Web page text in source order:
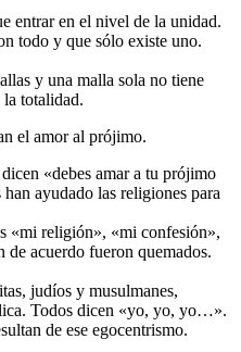
entrar en el nivel de la unidad.
todo y que sólo existe uno.
y una malla sola no tiene
la totalidad.
el amor al prójimo.
«debes amar a tu prójimo
ayudado las religiones para
«mi religión», «mi confesión»,
acuerdo fueron quemados.
judíos y musulmanes,
Todos dicen «yo, yo, yo…».
de ese egocentrismo.